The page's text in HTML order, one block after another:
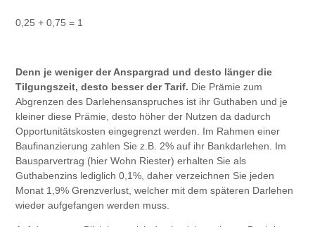
0,25 + 0,75 = 1
Denn je weniger der Anspargrad und desto länger die
Tilgungszeit, desto besser der Tarif. Die Prämie zum
Abgrenzen des Darlehensanspruches ist ihr Guthaben und je
kleiner diese Prämie, desto höher der Nutzen da dadurch
Opportunitätskosten eingegrenzt werden. Im Rahmen einer
Baufinanzierung zahlen Sie z.B. 2% auf ihr Bankdarlehen. Im
Bausparvertrag (hier Wohn Riester) erhalten Sie als
Guthabenzins lediglich 0,1%, daher verzeichnen Sie jeden
Monat 1,9% Grenzverlust, welcher mit dem späteren Darlehen
wieder aufgefangen werden muss.